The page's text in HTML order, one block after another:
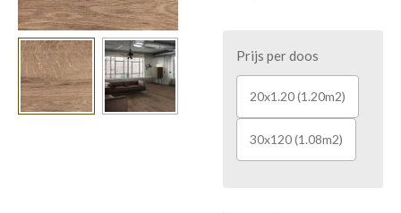
Prijs per doos
20x1.20 (1.20m2)
30x120 (1.08m2)